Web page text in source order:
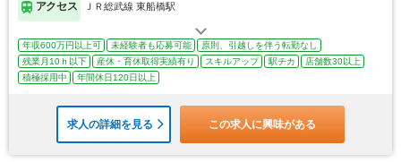
アクセス ＪＲ総武線 東船橋駅
年収600万円以上可 未経験者も応募可能
原則、引越しを伴う転勤なし
残業月10ｈ以下
産休・育休取得実績有り スキルアップ 駅チカ
店舗数30以上
積極採用中
年間休日120日以上
求人の詳細を見る この求人に興味がある